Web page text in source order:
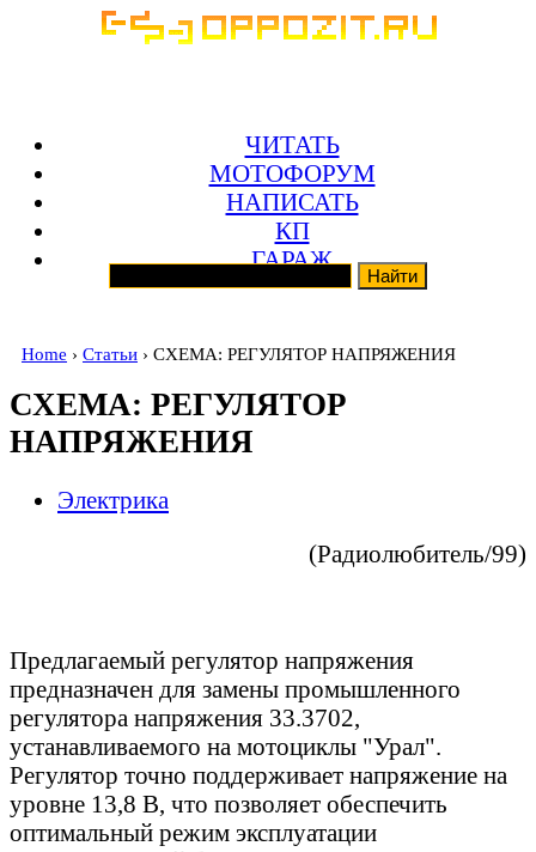
ЧИТАТЬ
МОТОФОРУМ
НАПИСАТЬ
КП
ГАРАЖ
Home › Статьи › СХЕМА: РЕГУЛЯТОР НАПРЯЖЕНИЯ
СХЕМА: РЕГУЛЯТОР
НАПРЯЖЕНИЯ
Электрика
(Радиолюбитель/99)
Предлагаемый регулятор напряжения
предназначен для замены промышленного
регулятора напряжения 33.3702,
устанавливаемого на мотоциклы "Урал".
Регулятор точно поддерживает напряжение на
уровне 13,8 В, что позволяет обеспечить
оптимальный режим эксплуатации